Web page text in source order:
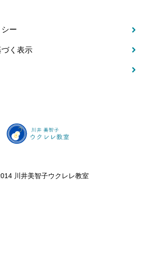
ー
く表示
川井美智子ウクレレ教室